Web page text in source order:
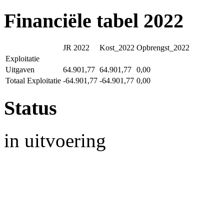
Financiële tabel 2022
JR 2022 Kost_2022 Opbrengst_2022
Exploitatie
Uitgaven
64.901,77 64.901,77 0,00
Totaal Exploitatie -64.901,77 -64.901,77 0,00
Status
in uitvoering